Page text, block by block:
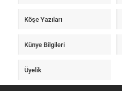
Köşe Yazıları
Künye Bilgileri
Üyelik